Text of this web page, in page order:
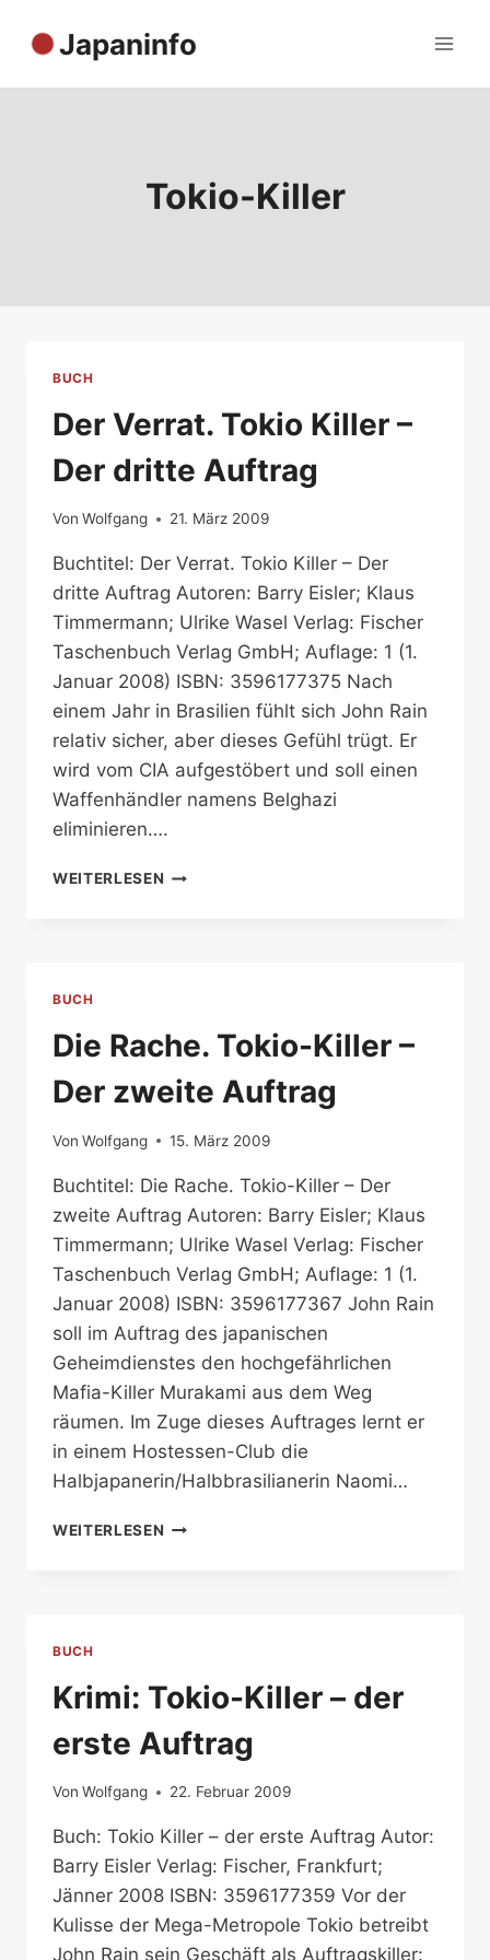
Inhalt
Japaninfo
Tokio-Killer
BUCH
Der Verrat. Tokio Killer –
Der dritte Auftrag
Von Wolfgang 21. März 2009
Buchtitel: Der Verrat. Tokio Killer – Der
dritte Auftrag Autoren: Barry Eisler; Klaus
Timmermann; Ulrike Wasel Verlag: Fischer
Taschenbuch Verlag GmbH; Auflage: 1 (1.
Januar 2008) ISBN: 3596177375 Nach
einem Jahr in Brasilien fühlt sich John Rain
relativ sicher, aber dieses Gefühl trügt. Er
wird vom CIA aufgestöbert und soll einen
Waffenhändler namens Belghazi
eliminieren….
WEITERLESEN DER
AUFTRAG
BUCH
Die Rache. Tokio-Killer –
Der zweite Auftrag
Von Wolfgang 15. März 2009
Buchtitel: Die Rache. Tokio-Killer – Der
zweite Auftrag Autoren: Barry Eisler; Klaus
Timmermann; Ulrike Wasel Verlag: Fischer
Taschenbuch Verlag GmbH; Auflage: 1 (1.
Januar 2008) ISBN: 3596177367 John Rain
soll im Auftrag des japanischen
Geheimdienstes den hochgefährlichen
Mafia-Killer Murakami aus dem Weg
räumen. Im Zuge dieses Auftrages lernt er
in einem Hostessen-Club die
Halbjapanerin/Halbbrasilianerin Naomi…
WEITERLESEN DIE
AUFTRAG
BUCH
Krimi: Tokio-Killer – der
erste Auftrag
Von Wolfgang 22. Februar 2009
Buch: Tokio Killer – der erste Auftrag Autor:
Barry Eisler Verlag: Fischer, Frankfurt;
Jänner 2008 ISBN: 3596177359 Vor der
Kulisse der Mega-Metropole Tokio betreibt
John Rain sein Geschäft als Auftragskiller: